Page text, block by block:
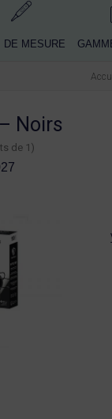
DE MESURE
Noirs
de 1)